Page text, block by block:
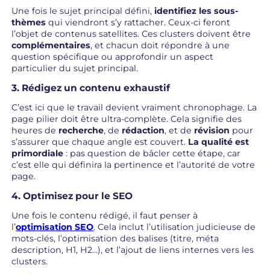
Une fois le sujet principal défini,identifiez les sous-
thèmes qui viendront s’y rattacher. Ceux-ci feront
l’objet de contenus satellites. Ces clusters doivent être
complémentaires, et chacun doit répondre à une
question spécifique ou approfondir un aspect
particulier du sujet principal.
3. Rédigez un contenu exhaustif
C’est ici que le travail devient vraiment chronophage. La
page pilier doit être ultra-complète. Cela signifie des
heures de recherche, de rédaction, et de révision pour
s’assurer que chaque angle est couvert. La qualité est
primordiale : pas question de bâcler cette étape, car
c’est elle qui définira la pertinence et l’autorité de votre
page.
4. Optimisez pour le SEO
Une fois le contenu rédigé, il faut penser à
l’optimisation SEO. Cela inclut l’utilisation judicieuse de
mots-clés, l’optimisation des balises (titre, méta
description, H1, H2…), et l’ajout de liens internes vers les
clusters.